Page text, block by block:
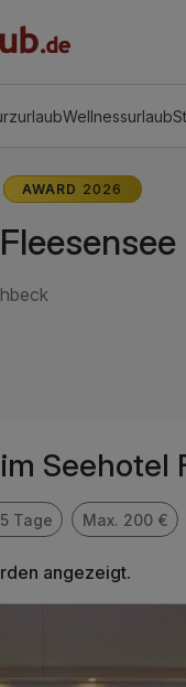
Wellnessurlaub
AWARD 2026
Seehotel
Tage Max. 200 €
angezeigt.